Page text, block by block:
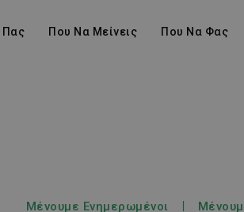
Πας Που Να Μείνεις Που Να Φας
Μένουμε Ενημερωμένοι